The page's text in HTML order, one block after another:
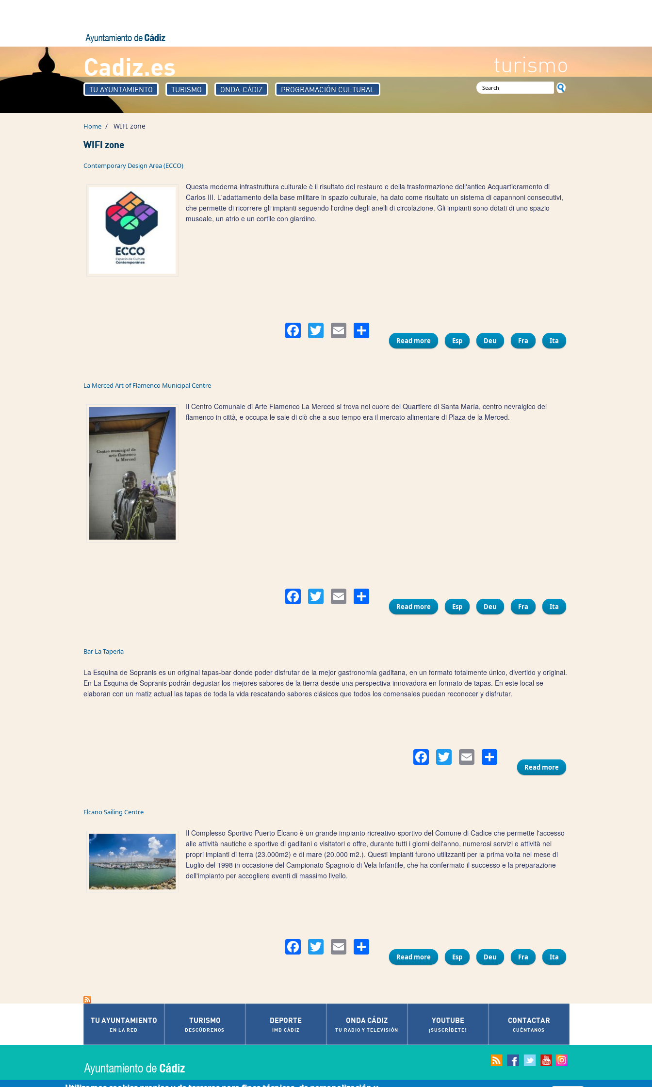
Cadiz.es turismo
TU AYUNTAMIENTO TURISMO ONDA-CÁDIZ PROGRAMACIÓN CULTURAL Search form
Home / WIFI zone
WIFI zone
Contemporary Design Area (ECCO)
Questa moderna infrastruttura culturale è il risultato del restauro e della trasformazione dell'antico Acquartieramento di
Carlos III. L'adattamento della base militare in spazio culturale, ha dato come risultato un sistema di capannoni consecutivi,
che permette di ricorrere gli impianti seguendo l'ordine degli anelli di circolazione. Gli impianti sono dotati di uno spazio
museale, un atrio e un cortile con giardino.
FacebookTwitter Email Compartir
Read more about Contemporary Design Area (ECCO)
Esp Deu Fra Ita
La Merced Art of Flamenco Municipal Centre
Il Centro Comunale di Arte Flamenco La Merced si trova nel cuore del Quartiere di Santa María, centro nevralgico del
flamenco in città, e occupa le sale di ciò che a suo tempo era il mercato alimentare di Plaza de la Merced.
FacebookTwitter Email Compartir
Read more about La Merced Art of Flamenco Municipal Centre
Esp Deu Fra Ita
Bar La Tapería
La Esquina de Sopranis es un original tapas-bar donde poder disfrutar de la mejor gastronomía gaditana, en un formato totalmente único, divertido y original.
En La Esquina de Sopranis podrán degustar los mejores sabores de la tierra desde una perspectiva innovadora en formato de tapas. En este local se
elaboran con un matiz actual las tapas de toda la vida rescatando sabores clásicos que todos los comensales puedan reconocer y disfrutar.
FacebookTwitter Email Compartir
Read more about Bar La Tapería
Elcano Sailing Centre
Il Complesso Sportivo Puerto Elcano è un grande impianto ricreativo-sportivo del Comune di Cadice che permette l'accesso
alle attività nautiche e sportive di gaditani e visitatori e offre, durante tutti i giorni dell'anno, numerosi servizi e attività nei
propri impianti di terra (23.000m2) e di mare (20.000 m2.). Questi impianti furono utilizzanti per la prima volta nel mese di
Luglio del 1998 in occasione del Campionato Spagnolo di Vela Infantile, che ha confermato il successo e la preparazione
dell'impianto per accogliere eventi di massimo livello.
FacebookTwitter Email Compartir
Read more about Elcano Sailing Centre
Esp Deu Fra Ita
TU AYUNTAMIENTO
EN LA RED
TURISMO
DESCÚBRENOS
DEPORTE
IMD CÁDIZ
ONDA CÁDIZ
TU RADIO Y TELEVISIÓN
YOUTUBE
¡SUSCRÍBETE!
CONTACTAR
CUÉNTANOS